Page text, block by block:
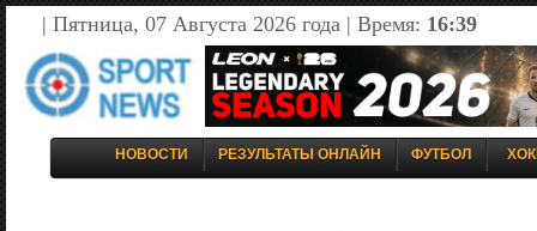
| Пятница, 07 Августа 2026 года | Время: 16:39
НОВОСТИ РЕЗУЛЬТАТЫ ОНЛАЙН ФУТБОЛ